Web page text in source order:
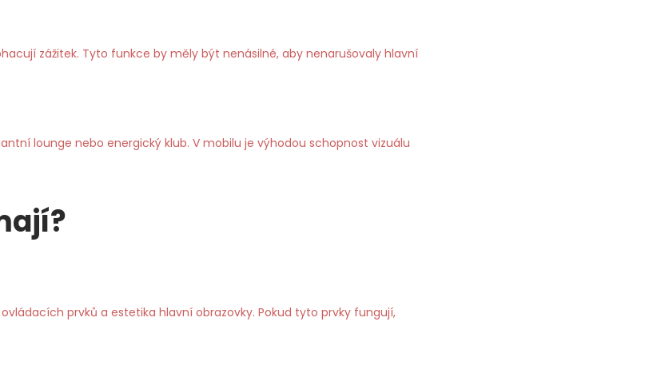
zážitek. Tyto funkce by měly být nenásilné, aby nenarušovaly hlavní
lounge nebo energický klub. V mobilu je výhodou schopnost vizuálu
prvků a estetika hlavní obrazovky. Pokud tyto prvky fungují,